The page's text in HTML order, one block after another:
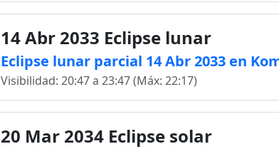
14 Abr 2033 Eclipse lunar
Eclipse lunar parcial 14 Abr 2033 en
Visibilidad: 20:47 a 23:47 (Máx: 22:17)
20 Mar 2034 Eclipse solar